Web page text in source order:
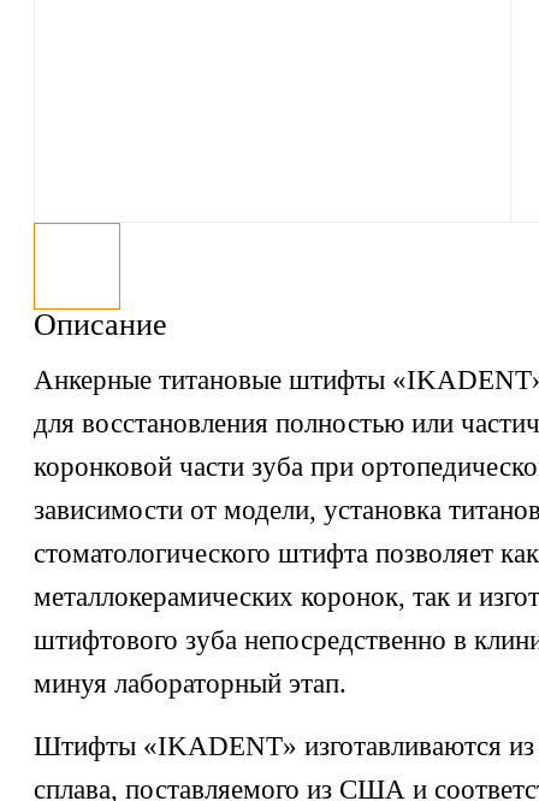
Описание
Анкерные титановые штифты
для восстановления полностью или
коронковой части зуба при
зависимости от модели, установка
стоматологического штифта позволяет
металлокерамических коронок, так и
штифтового зуба непосредственно в
минуя лабораторный этап.
Штифты «IKADENT» изготавливаются из
сплава, поставляемого из США и